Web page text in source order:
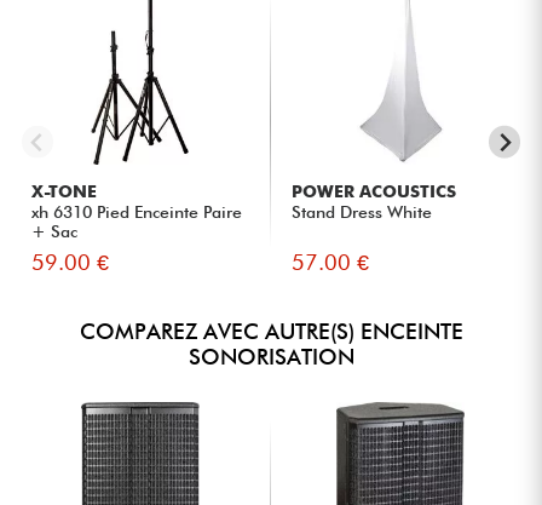
X-TONE
xh 6310 Pied Enceinte Paire
+ Sac
59.00 €
POWER ACOUSTICS
Stand Dress White
57.00 €
COMPAREZ AVEC AUTRE(S) ENCEINTE
SONORISATION